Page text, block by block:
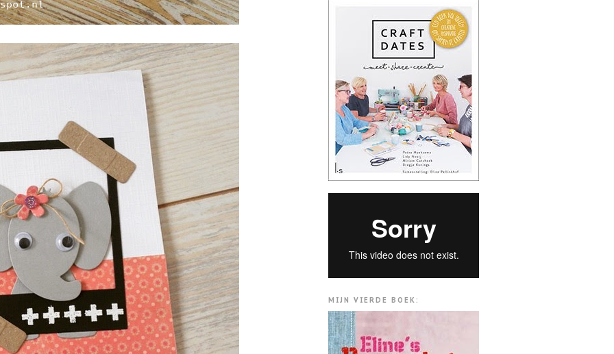
MIJN VIERDE BOEK: